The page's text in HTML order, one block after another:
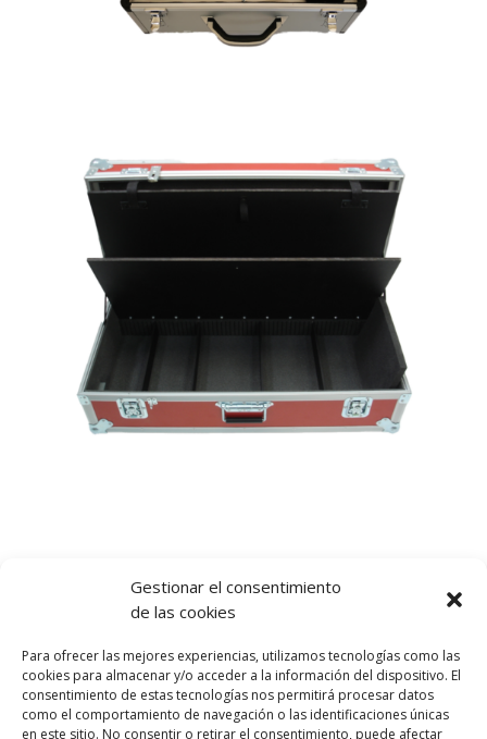
Gestionar el consentimiento
de las cookies
Para ofrecer las mejores experiencias, utilizamos tecnologías como las
cookies para almacenar y/o acceder a la información del dispositivo. El
consentimiento de estas tecnologías nos permitirá procesar datos
como el comportamiento de navegación o las identificaciones únicas
en este sitio. No consentir o retirar el consentimiento, puede afectar